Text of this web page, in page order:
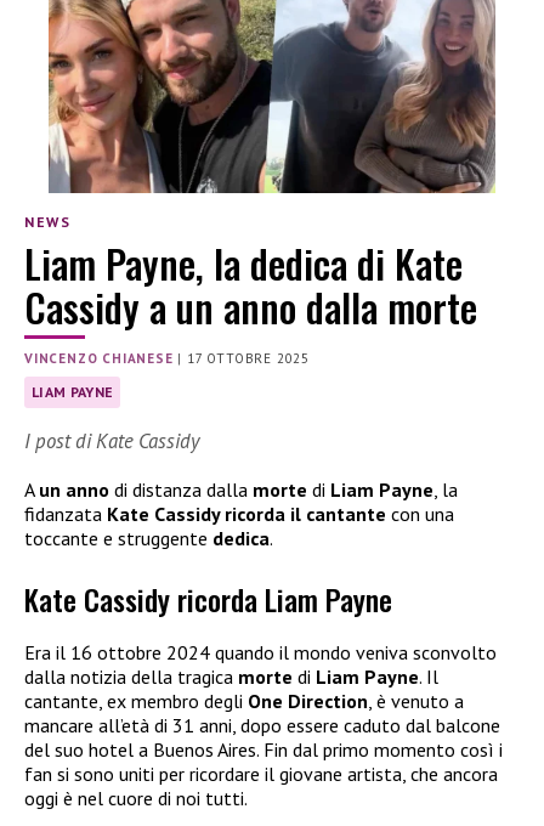
NEWS
Liam Payne, la dedica di Kate
Cassidy a un anno dalla morte
VINCENZO CHIANESE | 17 OTTOBRE 2025
LIAM PAYNE
I post di Kate Cassidy
A un anno di distanza dalla morte di Liam Payne , la
fidanzata Kate Cassidy ricorda il cantante con una
toccante e struggente dedica.
Kate Cassidy ricorda Liam Payne
Era il 16 ottobre 2024 quando il mondo veniva sconvolto
dalla notizia della tragica morte di Liam Payne. Il
cantante, ex membro degli One Direction, è venuto a
mancare all’età di 31 anni, dopo essere caduto dal balcone
del suo hotel a Buenos Aires. Fin dal primo momento così i
fan si sono uniti per ricordare il giovane artista, che ancora
oggi è nel cuore di noi tutti.